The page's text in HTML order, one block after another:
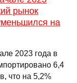
рынок
на
2023 года в
6,4
что на 5,2%